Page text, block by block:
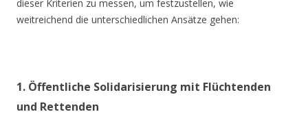
dieser Kriterien zu messen, um festzustellen, wie
weitreichend die unterschiedlichen Ansätze gehen:
1. Öffentliche Solidarisierung mit Flüchtenden
und Rettenden